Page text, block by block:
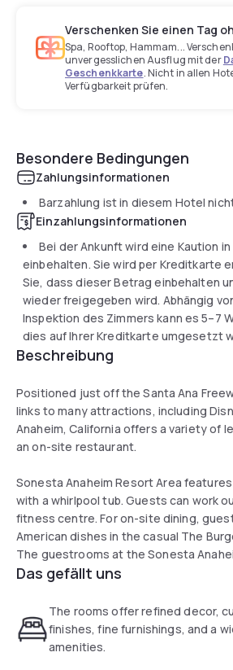
Verschenken Sie einen Tag
Spa, Rooftop, Hammam...
unvergesslichen Ausflug mit der
Geschenkkarte. Nicht in allen
Verfügbarkeit prüfen.
Besondere Bedingungen
Zahlungsinformationen
Barzahlung ist in diesem Hotel
Einzahlungsinformationen
Bei der Ankunft wird eine Kaution
einbehalten. Sie wird per Kreditkarte
Sie, dass dieser Betrag einbehalten
wieder freigegeben wird. Abhängig
Inspektion des Zimmers kann es 5–7
dies auf Ihrer Kreditkarte umgesetzt
Beschreibung
Positioned just off the Santa Ana
links to many attractions, including
Anaheim, California offers a variety of
an on-site restaurant.
Sonesta Anaheim Resort Area
with a whirlpool tub. Guests can work
fitness centre. For on-site dining,
American dishes in the casual The
The guestrooms at the Sonesta
several amenities for a comfortable
Das gefällt uns
The rooms offer refined decor,
finishes, fine furnishings, and a
amenities.